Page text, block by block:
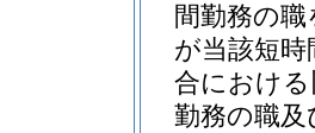
間勤務の
が当該短
合におけ
勤務の職